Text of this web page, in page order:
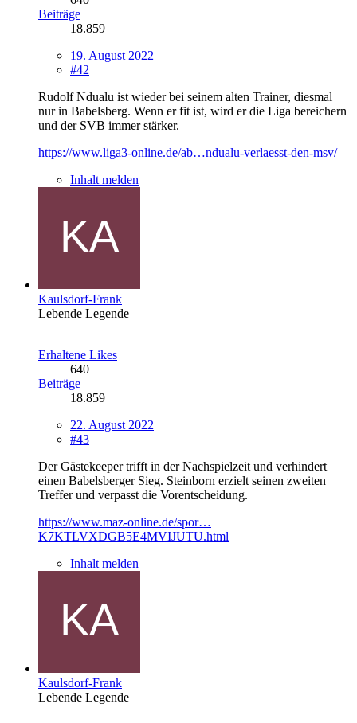
Beiträge
18.859
19. August 2022
#42
Rudolf Ndualu ist wieder bei seinem alten Trainer, diesmal
nur in Babelsberg. Wenn er fit ist, wird er die Liga bereichern
und der SVB immer stärker.
https://www.liga3-online.de/ab…ndualu-verlaesst-den-msv/
Inhalt melden
Kaulsdorf-Frank
Lebende Legende
Erhaltene Likes
640
Beiträge
18.859
22. August 2022
#43
Der Gästekeeper trifft in der Nachspielzeit und verhindert
einen Babelsberger Sieg. Steinborn erzielt seinen zweiten
Treffer und verpasst die Vorentscheidung.
https://www.maz-online.de/spor…
K7KTLVXDGB5E4MVIJUTU.html
Inhalt melden
Kaulsdorf-Frank
Lebende Legende